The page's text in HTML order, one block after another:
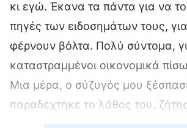
κι εγώ. Έκανα τα πάντα για να
πηγές των ειδοσημάτων τους,
φέρνουν βόλτα. Πολύ σύντομα,
καταστραμμένοι οικονομικά
Μια μέρα, ο σύζυγός μου
παραδέχτηκε το λάθος του,